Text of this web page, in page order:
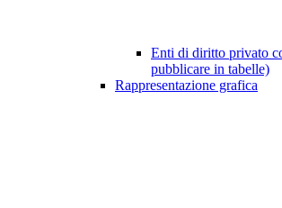
Enti di diritto privato
pubblicare in tabelle)
Rappresentazione grafica